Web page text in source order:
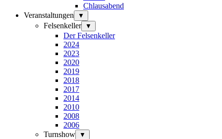
Chlausabend
Veranstaltungen
▼
Felsenkeller ▼
Der Felsenkeller
2024
2023
2020
2019
2018
2017
2014
2010
2008
2006
Turnshow
▼